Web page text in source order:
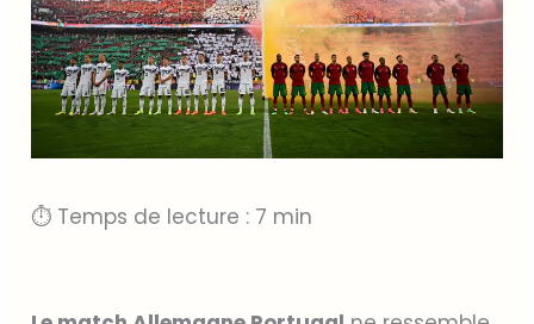
⏱ Temps de lecture : 7 min